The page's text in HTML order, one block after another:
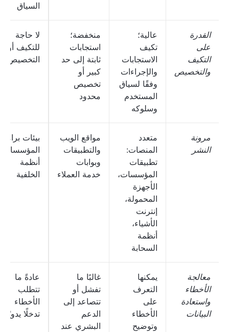
السياق
القدرة
على
التكيف
والتخصيص
عالية؛
تكيف
الاستجابات
والإجراءات
وفقًا لسياق
المستخدم
وسلوكه
منخفضة؛
استجابات
ثابتة إلى حد
كبير أو
تخصيص
محدود
لا حاجة
للتكيف أو
التخصيص
مرونة
النشر
متعدد
المنصات:
تطبيقات
المؤسسات،
الأجهزة
المحمولة،
إنترنت
الأشياء،
أنظمة
السحابة
مواقع الويب
والتطبيقات
وبوابات
خدمة العملاء
بيئات برامج
المؤسسات،
أنظمة
الخلفية
معالجة
الأخطاء
واستعادة
البيانات
يمكنها
التعرف
على
الأخطاء
وتوضيح
غالبًا ما
تفشل أو
تتصاعد إلى
الدعم
البشري عند
عادةً ما
تتطلب
الأخطاء
تدخلًا يدويًا